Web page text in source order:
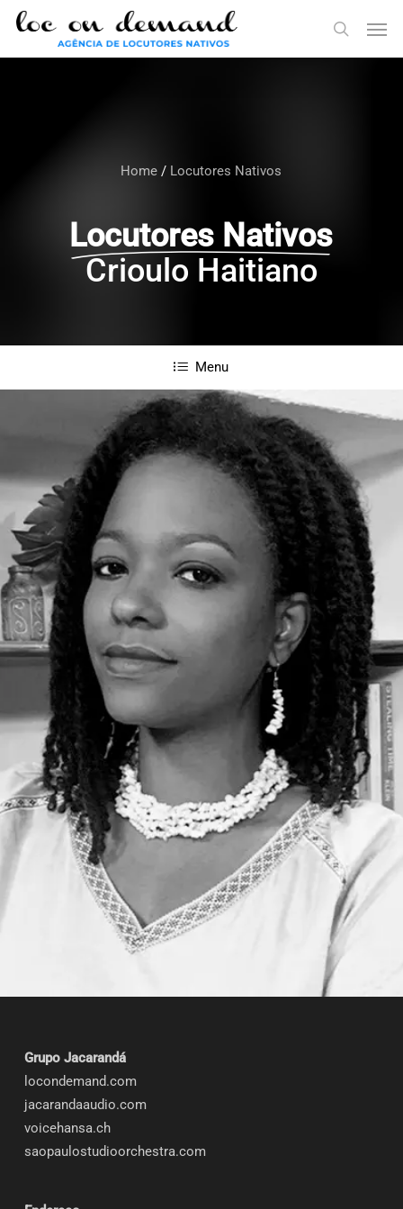
Skip
main
search
Home / Locutores Nativos
Locutores Nativos
Crioulo Haitiano
Menu
Grupo Jacarandá
locondemand.com
jacarandaaudio.com
voicehansa.ch
saopaulostudioorchestra.com